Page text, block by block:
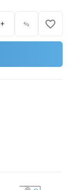
+ favorite_border